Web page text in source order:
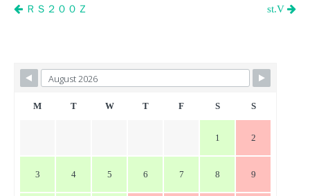
投
ビ
ゲ
ＲＳ２００Ｚ st.V
M T W T F S S
1 2
3 4 5 6 7 8 9